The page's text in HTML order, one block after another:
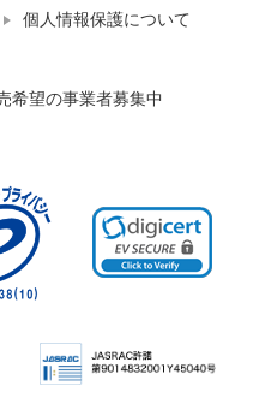
個人情報保護について
希望の事業者募集中